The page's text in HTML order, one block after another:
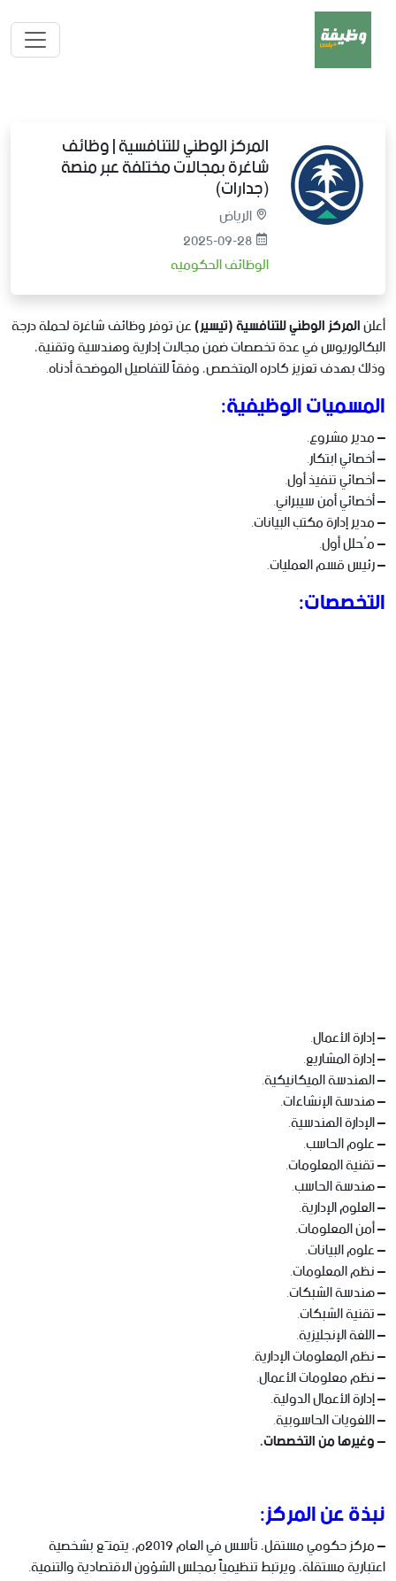
المركز الوطني للتنافسية | وظائف
شاغرة بمجالات مختلفة عبر منصة
(جدارات)
الرياض
2025-09-28
الوظائف الحكوميه
أعلنالمركز الوطني للتنافسية (تيسير)عن توفر وظائف شاغرة لحملة درجة
البكالوريوس في عدة تخصصات ضمن مجالات إدارية وهندسية وتقنية،
وذلك بهدف تعزيز كادره المتخصص، وفقاً للتفاصيل الموضحة أدناه.
المسميات الوظيفية:
– مدير مشروع.
– أخصائي ابتكار.
– أخصائي تنفيذ أول.
– أخصائي أمن سيبراني.
– مدير إدارة مكتب البيانات.
– مُحلل أول.
– رئيس قسم العمليات.
التخصصات:
– إدارة الأعمال.
– إدارة المشاريع.
– الهندسة الميكانيكية.
– هندسة الإنشاءات.
– الإدارة الهندسية.
– علوم الحاسب.
– تقنية المعلومات.
– هندسة الحاسب.
– العلوم الإدارية.
– أمن المعلومات.
– علوم البيانات.
– نظم المعلومات.
– هندسة الشبكات.
– تقنية الشبكات.
– اللغة الإنجليزية.
– نظم المعلومات الإدارية.
– نظم معلومات الأعمال.
– إدارة الأعمال الدولية.
– اللغويات الحاسوبية.
– وغيرها من التخصصات.
نبذة عن المركز:
– مركز حكومي مستقل، تأسس في العام 2019م، يتمتّع بشخصية
اعتبارية مستقلة، ويرتبط تنظيمياً بمجلس الشؤون الاقتصادية والتنمية.